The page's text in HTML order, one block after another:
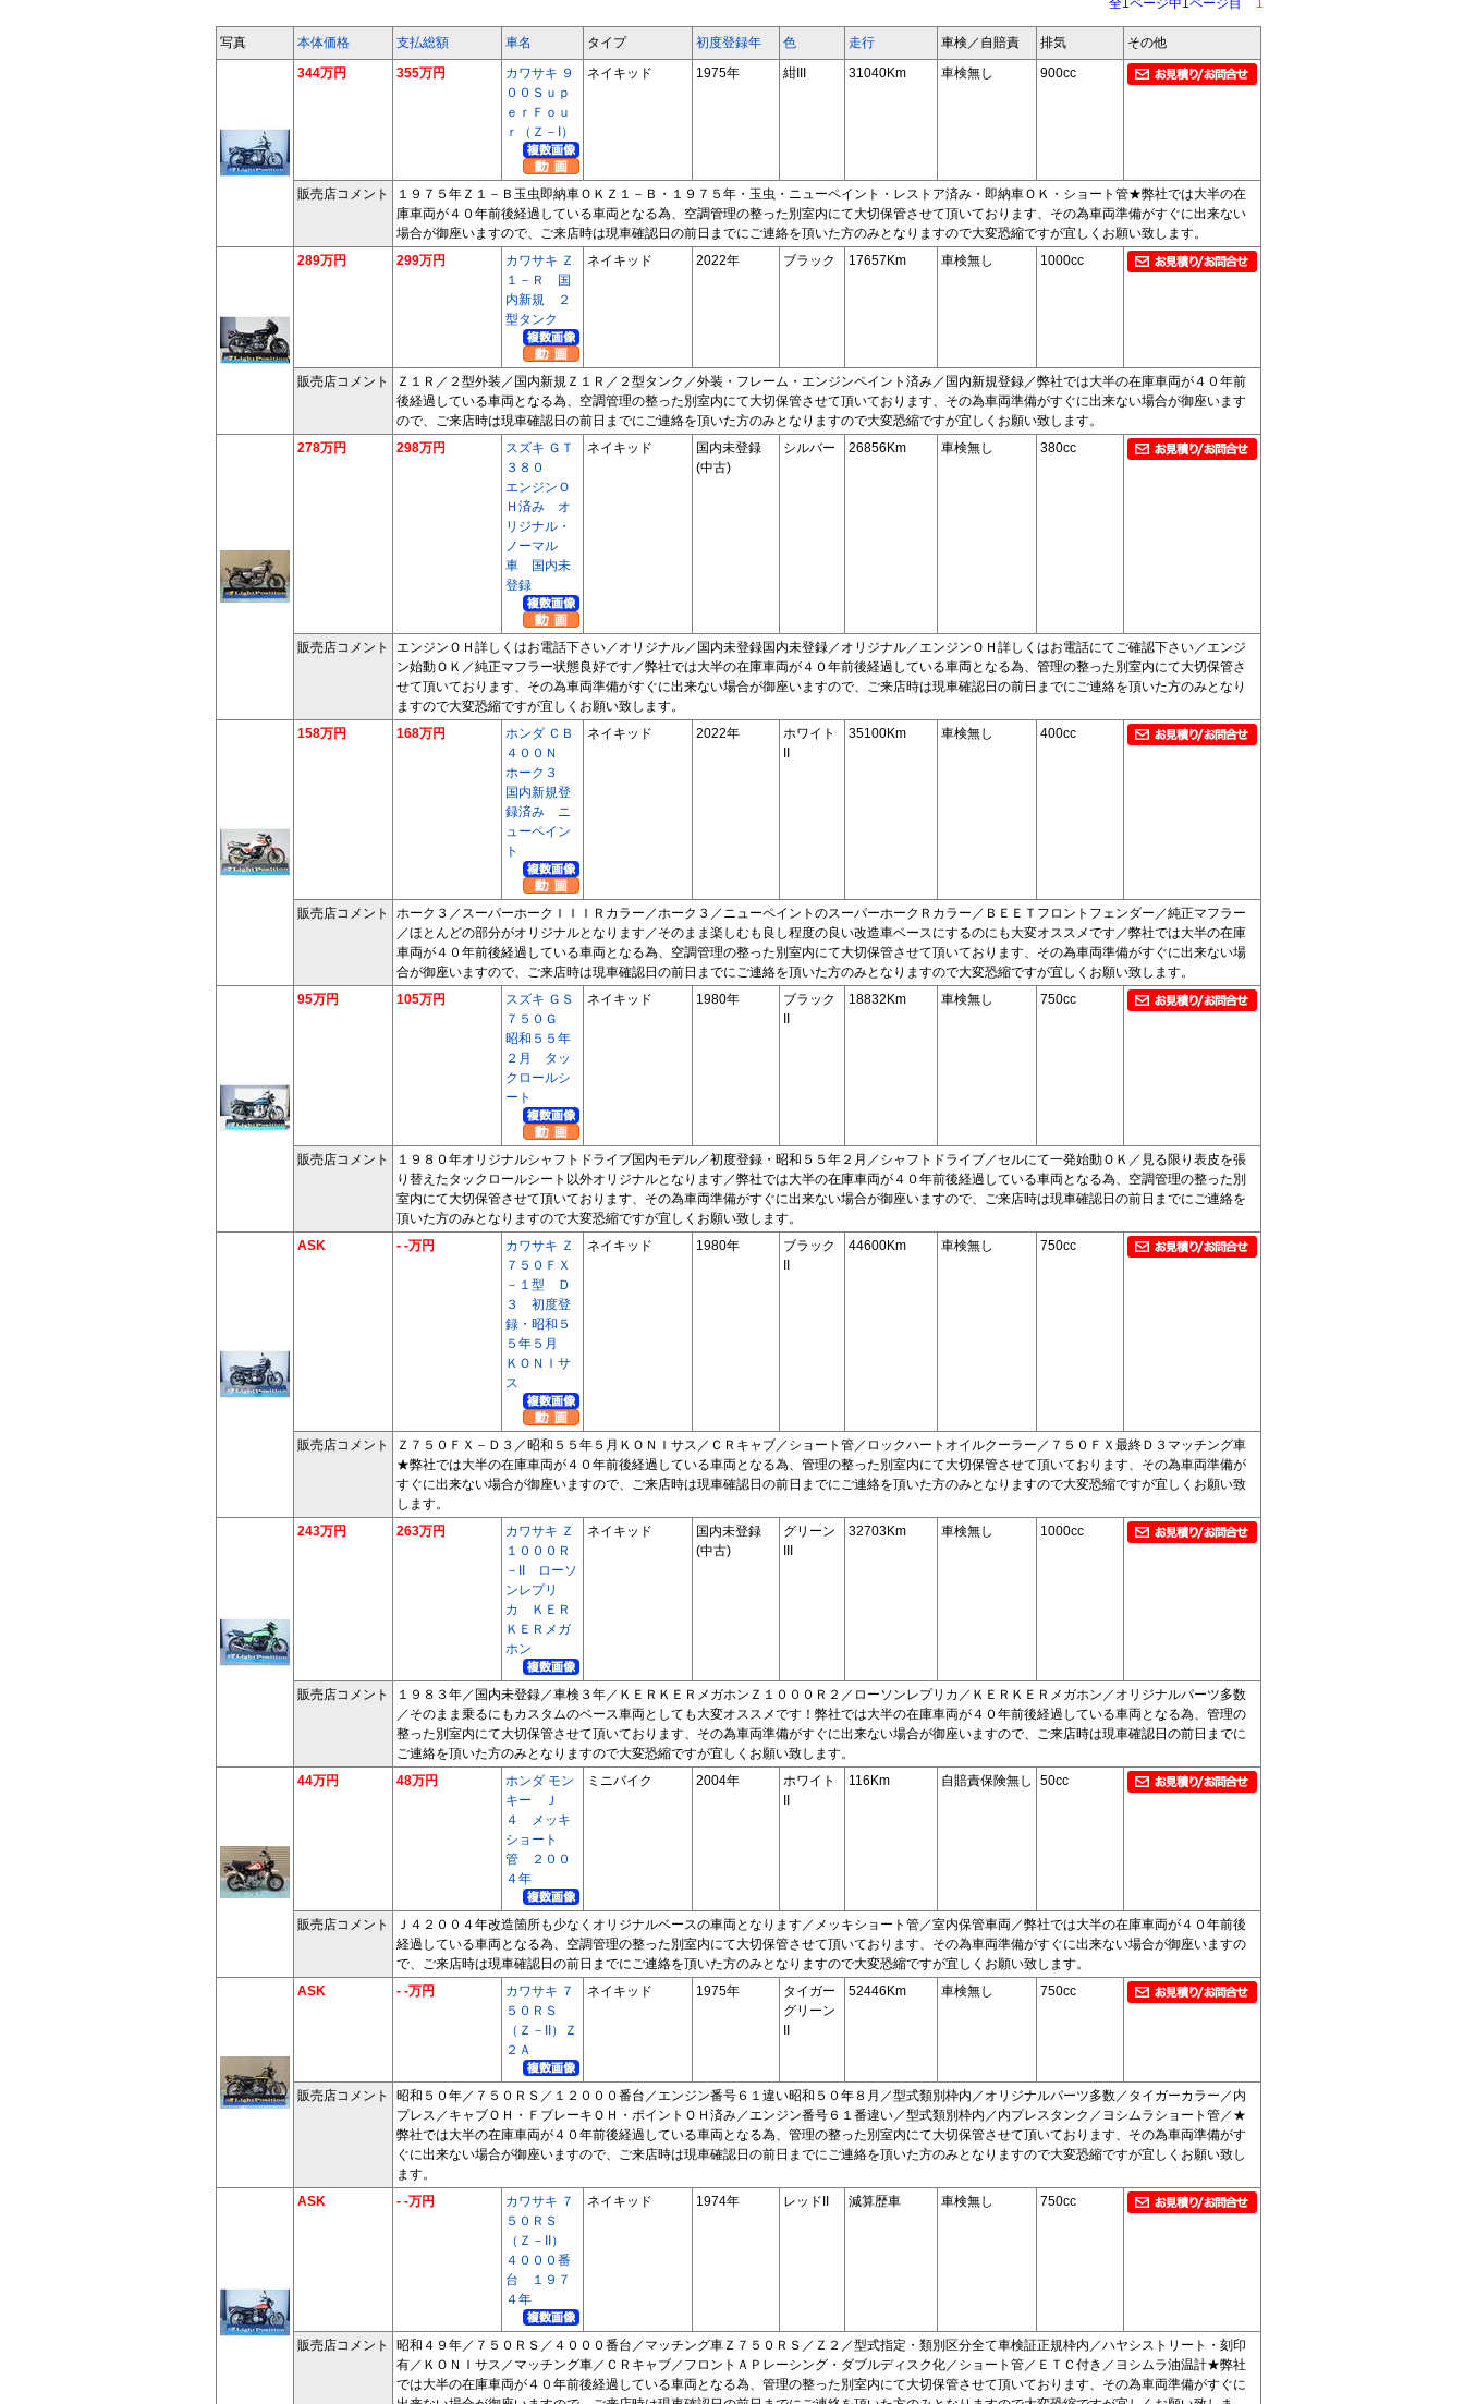
全1ページ中1ページ目 1
写真 本体価格 支払総額 車名 タイプ 初度登録年 色 走行 車検／自賠責 排気
その他
344万円
355万円
カワサキ ９
００Ｓｕｐ
ｅｒＦｏｕ
ｒ（Ｚ－I）
ネイキッド 1975年 紺III 31040Km 車検無し 900cc
販売店コメント
１９７５年Ｚ１－Ｂ玉虫即納車ＯＫＺ１－Ｂ・１９７５年・玉虫・ニューペイント・レストア済み・即納車ＯＫ・ショート管★弊社では大半の在
庫車両が４０年前後経過している車両となる為、空調管理の整った別室内にて大切保管させて頂いております、その為車両準備がすぐに出来ない
場合が御座いますので、ご来店時は現車確認日の前日までにご連絡を頂いた方のみとなりますので大変恐縮ですが宜しくお願い致します。
289万円
299万円
カワサキ Ｚ
１－Ｒ 国
内新規 ２
型タンク
ネイキッド 2022年 ブラック 17657Km 車検無し 1000cc
販売店コメント
Ｚ１Ｒ／２型外装／国内新規Ｚ１Ｒ／２型タンク／外装・フレーム・エンジンペイント済み／国内新規登録／弊社では大半の在庫車両が４０年前
後経過している車両となる為、空調管理の整った別室内にて大切保管させて頂いております、その為車両準備がすぐに出来ない場合が御座います
ので、ご来店時は現車確認日の前日までにご連絡を頂いた方のみとなりますので大変恐縮ですが宜しくお願い致します。
278万円
298万円
スズキ ＧＴ
３８０
エンジンＯ
Ｈ済み オ
リジナル・
ノーマル
車 国内未
登録
ネイキッド
国内未登録
(中古)
シルバー 26856Km 車検無し 380cc
販売店コメント
エンジンＯＨ詳しくはお電話下さい／オリジナル／国内未登録国内未登録／オリジナル／エンジンＯＨ詳しくはお電話にてご確認下さい／エンジ
ン始動ＯＫ／純正マフラー状態良好です／弊社では大半の在庫車両が４０年前後経過している車両となる為、管理の整った別室内にて大切保管さ
せて頂いております、その為車両準備がすぐに出来ない場合が御座いますので、ご来店時は現車確認日の前日までにご連絡を頂いた方のみとなり
ますので大変恐縮ですが宜しくお願い致します。
158万円
168万円
ホンダ ＣＢ
４００Ｎ
ホーク３
国内新規登
録済み ニ
ューペイン
ト
ネイキッド 2022年
ホワイト
II
35100Km 車検無し 400cc
販売店コメント
ホーク３／スーパーホークＩＩＩＲカラー／ホーク３／ニューペイントのスーパーホークＲカラー／ＢＥＥＴフロントフェンダー／純正マフラー
／ほとんどの部分がオリジナルとなります／そのまま楽しむも良し程度の良い改造車ベースにするのにも大変オススメです／弊社では大半の在庫
車両が４０年前後経過している車両となる為、空調管理の整った別室内にて大切保管させて頂いております、その為車両準備がすぐに出来ない場
合が御座いますので、ご来店時は現車確認日の前日までにご連絡を頂いた方のみとなりますので大変恐縮ですが宜しくお願い致します。
95万円
105万円
スズキ ＧＳ
７５０Ｇ
昭和５５年
２月 タッ
クロールシ
ート
ネイキッド 1980年
ブラック
II
18832Km 車検無し 750cc
販売店コメント
１９８０年オリジナルシャフトドライブ国内モデル／初度登録・昭和５５年２月／シャフトドライブ／セルにて一発始動ＯＫ／見る限り表皮を張
り替えたタックロールシート以外オリジナルとなります／弊社では大半の在庫車両が４０年前後経過している車両となる為、空調管理の整った別
室内にて大切保管させて頂いております、その為車両準備がすぐに出来ない場合が御座いますので、ご来店時は現車確認日の前日までにご連絡を
頂いた方のみとなりますので大変恐縮ですが宜しくお願い致します。
ASK
- -万円
カワサキ Ｚ
７５０ＦＸ
－１型 Ｄ
３ 初度登
録・昭和５
５年５月
ＫＯＮＩサ
ス
ネイキッド 1980年
ブラック
II
44600Km 車検無し 750cc
販売店コメント
Ｚ７５０ＦＸ－Ｄ３／昭和５５年５月ＫＯＮＩサス／ＣＲキャブ／ショート管／ロックハートオイルクーラー／７５０ＦＸ最終Ｄ３マッチング車
★弊社では大半の在庫車両が４０年前後経過している車両となる為、管理の整った別室内にて大切保管させて頂いております、その為車両準備が
すぐに出来ない場合が御座いますので、ご来店時は現車確認日の前日までにご連絡を頂いた方のみとなりますので大変恐縮ですが宜しくお願い致
します。
243万円
263万円
カワサキ Ｚ
１０００Ｒ
－II ローソ
ンレプリ
カ ＫＥＲ
ＫＥＲメガ
ホン
ネイキッド
国内未登録
(中古)
グリーン
III
32703Km 車検無し 1000cc
販売店コメント
１９８３年／国内未登録／車検３年／ＫＥＲＫＥＲメガホンＺ１０００Ｒ２／ローソンレプリカ／ＫＥＲＫＥＲメガホン／オリジナルパーツ多数
／そのまま乗るにもカスタムのベース車両としても大変オススメです！弊社では大半の在庫車両が４０年前後経過している車両となる為、管理の
整った別室内にて大切保管させて頂いております、その為車両準備がすぐに出来ない場合が御座いますので、ご来店時は現車確認日の前日までに
ご連絡を頂いた方のみとなりますので大変恐縮ですが宜しくお願い致します。
44万円
48万円
ホンダ モン
キー Ｊ
４ メッキ
ショート
管 ２００
４年
ミニバイク 2004年
ホワイト
II
116Km 自賠責保険無し 50cc
販売店コメント
Ｊ４２００４年改造箇所も少なくオリジナルベースの車両となります／メッキショート管／室内保管車両／弊社では大半の在庫車両が４０年前後
経過している車両となる為、空調管理の整った別室内にて大切保管させて頂いております、その為車両準備がすぐに出来ない場合が御座いますの
で、ご来店時は現車確認日の前日までにご連絡を頂いた方のみとなりますので大変恐縮ですが宜しくお願い致します。
ASK
- -万円
カワサキ ７
５０ＲＳ
（Ｚ－II）Ｚ
２Ａ
ネイキッド 1975年
タイガー
グリーン
II
52446Km 車検無し 750cc
販売店コメント
昭和５０年／７５０ＲＳ／１２０００番台／エンジン番号６１違い昭和５０年８月／型式類別枠内／オリジナルパーツ多数／タイガーカラー／内
プレス／キャブＯＨ・ＦブレーキＯＨ・ポイントＯＨ済み／エンジン番号６１番違い／型式類別枠内／内プレスタンク／ヨシムラショート管／★
弊社では大半の在庫車両が４０年前後経過している車両となる為、管理の整った別室内にて大切保管させて頂いております、その為車両準備がす
ぐに出来ない場合が御座いますので、ご来店時は現車確認日の前日までにご連絡を頂いた方のみとなりますので大変恐縮ですが宜しくお願い致し
ます。
ASK
- -万円
カワサキ ７
５０ＲＳ
（Ｚ－II）
４０００番
台 １９７
４年
ネイキッド 1974年 レッドII 減算歴車 車検無し 750cc
販売店コメント
昭和４９年／７５０ＲＳ／４０００番台／マッチング車Ｚ７５０ＲＳ／Ｚ２／型式指定・類別区分全て車検証正規枠内／ハヤシストリート・刻印
有／ＫＯＮＩサス／マッチング車／ＣＲキャブ／フロントＡＰレーシング・ダブルディスク化／ショート管／ＥＴＣ付き／ヨシムラ油温計★弊社
では大半の在庫車両が４０年前後経過している車両となる為、管理の整った別室内にて大切保管させて頂いております、その為車両準備がすぐに